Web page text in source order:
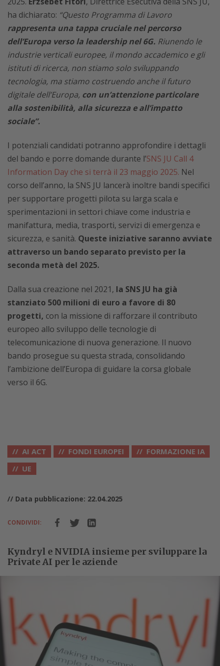
ha dichiarato: “Questo Programma di Lavoro
rappresenta una tappa cruciale nel percorso
dell’Europa verso la leadership nel 6G. Riunendo le
industrie verticali europee, il mondo accademico e gli
istituti di ricerca, non stiamo solo sviluppando
tecnologia, ma stiamo costruendo anche il futuro
digitale dell’Europa, con un’attenzione particolare
alla sostenibilità, alla sicurezza e all’impatto
sociale”.
I potenziali candidati potranno approfondire i dettagli
del bando e porre domande durante l’SNS JU Call 4
Information Day che si terrà il 23 maggio 2025. Nel
corso dell’anno, la SNS JU lancerà inoltre bandi specifici
per supportare progetti pilota su larga scala e
sperimentazioni in settori chiave come industria e
manifattura, media, trasporti, servizi di emergenza e
sicurezza, e sanità. Queste iniziative saranno avviate
attraverso un bando separato previsto per la
seconda metà del 2025.
Dalla sua creazione nel 2021, la SNS JU ha già
stanziato 500 milioni di euro a favore di 80
progetti, con la missione di rafforzare il contributo
europeo allo sviluppo delle tecnologie di
telecomunicazione di nuova generazione. Il nuovo
bando prosegue su questa strada, consolidando
l’ambizione dell’Europa di guidare la corsa globale
verso il 6G.
AI ACT FONDI EUROPEI
FORMAZIONE IA
UE
// Data pubblicazione: 22.04.2025
CONDIVIDI:
Kyndryl e NVIDIA insieme per sviluppare la
Private AI per le aziende